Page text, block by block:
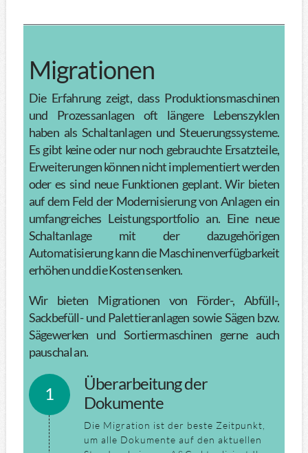
Migrationen
Die Erfahrung zeigt, dass Produktionsmaschinen
und Prozessanlagen oft längere Lebenszyklen
haben als Schaltanlagen und Steuerungssysteme.
Es gibt keine oder nur noch gebrauchte Ersatzteile,
Erweiterungen können nicht implementiert werden
oder es sind neue Funktionen geplant. Wir bieten
auf dem Feld der Modernisierung von Anlagen ein
umfangreiches Leistungsportfolio an. Eine neue
Schaltanlage mit der dazugehörigen
Automatisierung kann die Maschinenverfügbarkeit
erhöhen und die Kosten senken.
Wir bieten Migrationen von Förder-, Abfüll-,
Sackbefüll- und Palettieranlagen sowie Sägen bzw.
Sägewerken und Sortiermaschinen gerne auch
pauschal an.
Überarbeitung der
Dokumente
Die Migration ist der beste Zeitpunkt,
um alle Dokumente auf den aktuellen